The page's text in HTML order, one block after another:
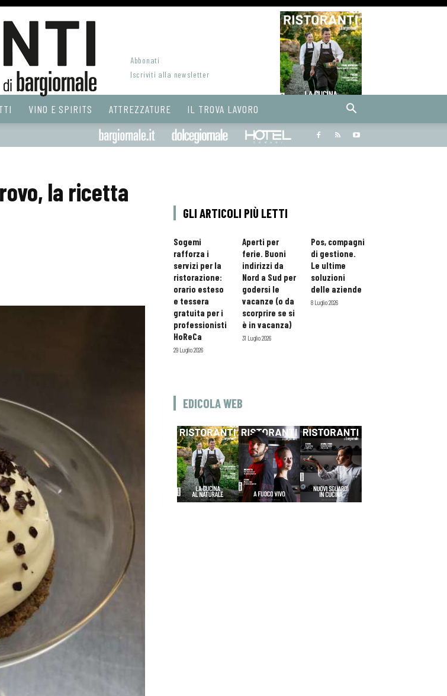
Abbonati
Iscriviti alla newsletter
VINO E SPIRITS ATTREZZATURE IL TROVA LAVORO
Bargiornale dolcegiornale
la ricetta
GLI ARTICOLI PIÙ LETTI
Sogemi
rafforza i
servizi per la
ristorazione:
orario esteso
e tessera
gratuita per i
professionisti
HoReCa
29 Luglio 2026
Aperti per
ferie. Buoni
indirizzi da
Nord a Sud per
godersi le
vacanze (o da
scorprire se si
è in vacanza)
31 Luglio 2026
Pos, compagni
di gestione.
Le ultime
soluzioni
delle aziende
8 Luglio 2026
EDICOLA WEB